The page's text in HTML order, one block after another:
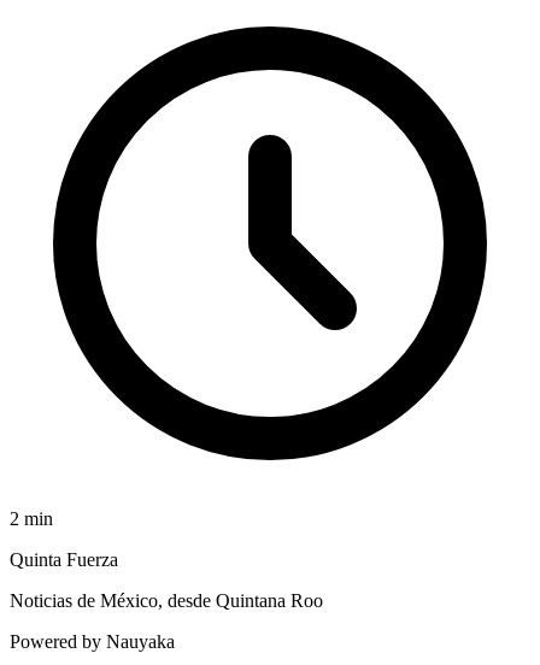
2 min
Quinta Fuerza
Noticias de México, desde Quintana Roo
Powered by Nauyaka